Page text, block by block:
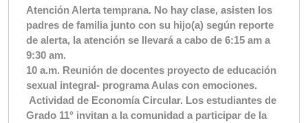
Atención Alerta temprana. No hay clase, asisten los
padres de familia junto con su hijo(a) según reporte
de alerta, la atención se llevará a cabo de 6:15 am a
9:30 am.
10 a.m. Reunión de docentes proyecto de educación
sexual integral- programa Aulas con emociones.
Actividad de Economía Circular. Los estudiantes de
Grado 11° invitan a la comunidad a participar de la